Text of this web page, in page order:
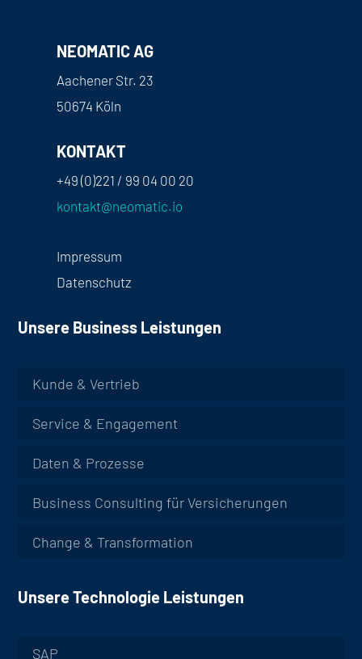
NEOMATIC AG
Aachener Str. 23
50674 Köln
KONTAKT
+49 (0)221 / 99 04 00 20
kontakt@neomatic.io
Impressum
Datenschutz
Unsere Business Leistungen
Kunde & Vertrieb
Service & Engagement
Daten & Prozesse
Business Consulting für Versicherungen
Change & Transformation
Unsere Technologie Leistungen
SAP